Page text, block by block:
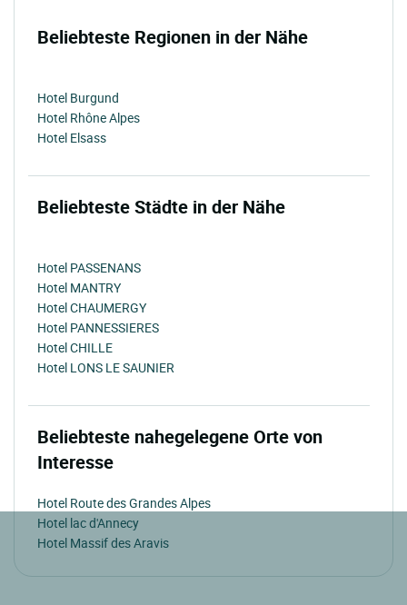
Beliebteste Regionen in der Nähe
Hotel Burgund
Hotel Rhône Alpes
Hotel Elsass
Beliebteste Städte in der Nähe
Hotel PASSENANS
Hotel MANTRY
Hotel CHAUMERGY
Hotel PANNESSIERES
Hotel CHILLE
Hotel LONS LE SAUNIER
Beliebteste nahegelegene Orte von
Interesse
Hotel Route des Grandes Alpes
Hotel lac d'Annecy
Hotel Massif des Aravis